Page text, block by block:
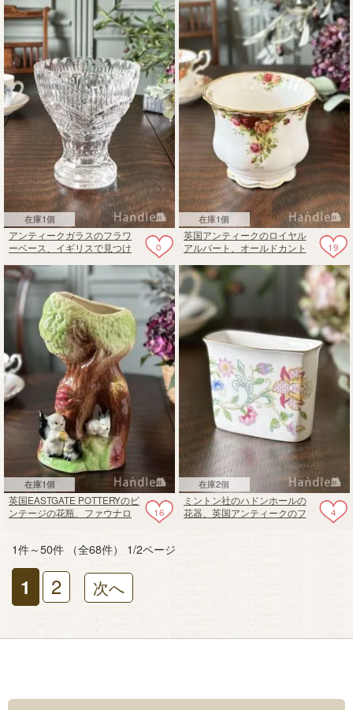
スドグラスのセロリベース
在庫1個
0
アンティークガラスのフラワ
ーベース、イギリスで見つけ
在庫1個
19
英国アンティークのロイヤル
アルバート、オールドカント
在庫1個
16
英国EASTGATE POTTERYのビ
ンテージの花瓶、ファウナロ
在庫2個
4
ミントン社のハドンホールの
花器、英国アンティークのフ
1件～50件 （全68件） 1/2ページ
1 2 次へ